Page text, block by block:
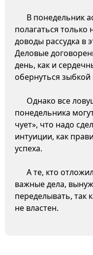
В понедельник
полагаться только
доводы рассудка в
Деловые
день, как и
обернуться
Однако все
понедельника
чует», что надо
интуиции, как
успеха.
А те, кто
важные дела,
переделывать, так
не властен.